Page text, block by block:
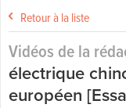
Retour à la liste
Vidéos de la
électrique
européen